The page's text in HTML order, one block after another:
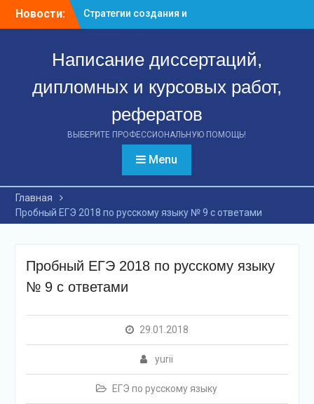
Новости:
Стратегии создания и
управления венчурными
ключевые аспекты
успешной деятельности
Стратегии формирования
вексельным портфелем
банка: путь к финансовой
стабильности
Эффект международных
стандартов: как
повышение качества
российских предприятий
Написание диссертаций,
дипломных и курсовых работ,
рефератов
ВЫБЕРИТЕ ПРОФЕССИОНАЛЬНУЮ ПОМОЩЬ!
Menu
Главная
Пробный ЕГЭ 2018 по русскому языку № 9 с ответами
Пробный ЕГЭ 2018 по русскому языку
№ 9 с ответами
29.01.2018
yurii
ЕГЭ по русскому языку